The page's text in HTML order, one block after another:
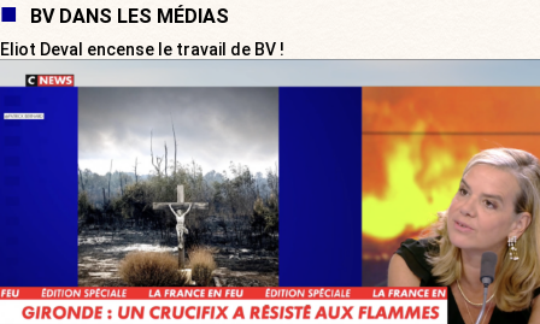
BV DANS LES MÉDIAS
Eliot Deval encense le travail de BV !